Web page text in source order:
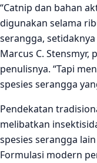
“Catnip dan bahan
digunakan selama
serangga, setidaknya
Marcus C.
penulisnya. “Tapi
spesies serangga
Pendekatan
melibatkan
spesies serangga
Formulasi modern